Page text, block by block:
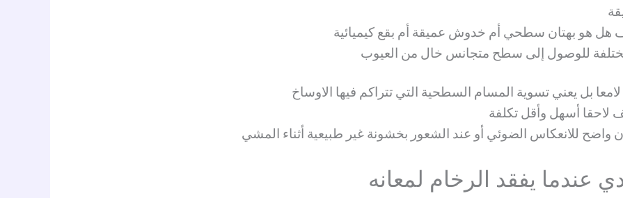
هل هو بهتان سطحي أم خدوش عميقة أم بقع كيميائية
للوصول إلى سطح متجانس خال من العيوب
بل يعني تسوية المسام السطحية التي تتراكم فيها الاوساخ
لاحقا أسهل وأقل تكلفة
واضح للانعكاس الضوئي أو عند الشعور بخشونة غير طبيعية أثناء المشي
عندما يفقد الرخام لمعانه